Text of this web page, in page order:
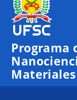
Programa